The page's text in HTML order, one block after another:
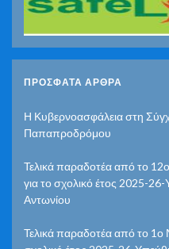
ΠΡΌΣΦΑΤΑ ΆΡΘΡΑ
Η Κυβερνοασφάλεια στη
Παπαπροδρόμου
Τελικά παραδοτέα από το
για το σχολικό έτος 2025-
Αντωνίου
Τελικά παραδοτέα από το 1ο